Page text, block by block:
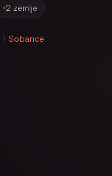
2 zemlje
Sobarice